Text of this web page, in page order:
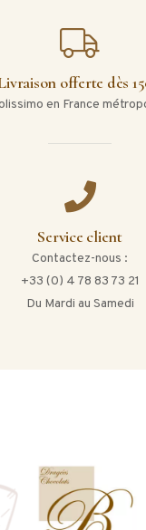
offerte dès
en France
Service client
Contactez-nous :
+33 (0) 4 78 83 73 21
Du Mardi au Samedi